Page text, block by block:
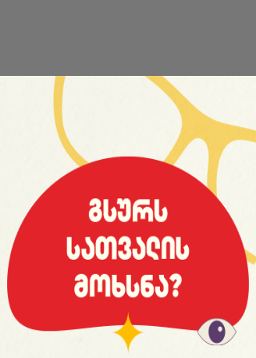
საიტის სრული ვერსია
© 2008 იანვარი, «მსოფლიო სპორტი»
ვებ-გვერდ WORLDSPORT.GE-ს ინფორმაციებისა და
ფოტომასალის გამოყენება, რედაქციასთან
შეთანხმების გარეშე, აკრძალულია!